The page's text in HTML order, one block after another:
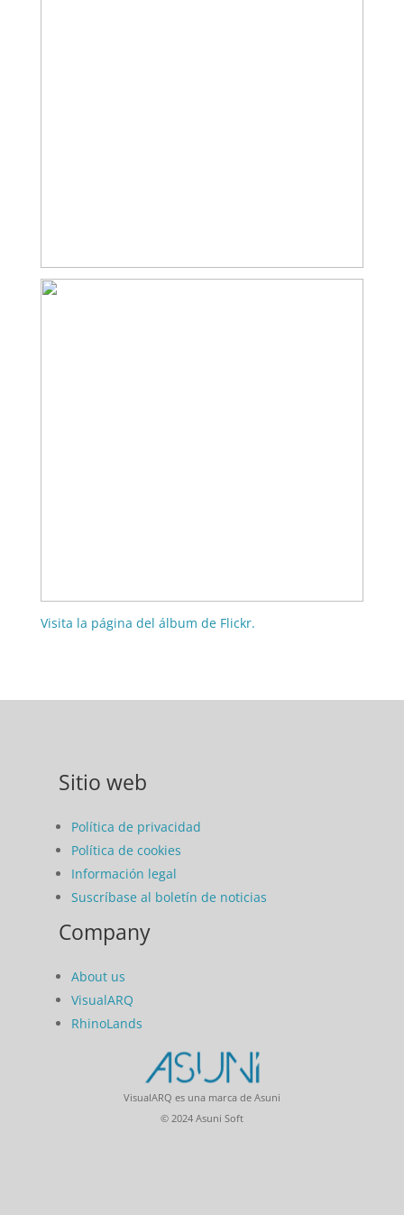
Visita la página del álbum de Flickr.
Sitio web
Política de privacidad
Política de cookies
Información legal
Suscríbase al boletín de noticias
Company
About us
VisualARQ
RhinoLands
VisualARQ es una marca de Asuni
© 2024 Asuni Soft